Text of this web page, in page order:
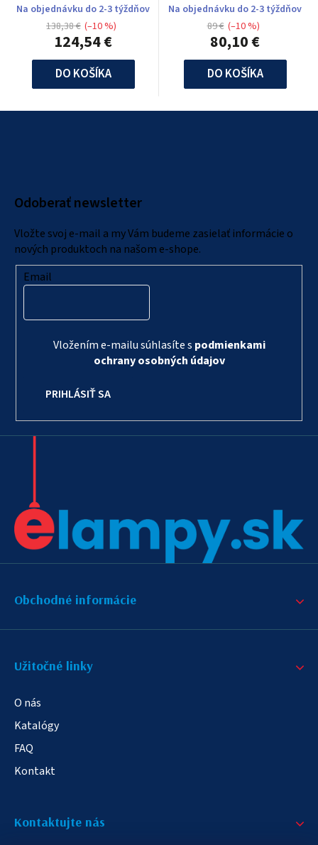
Na objednávku do 2-3 týždňov
124,54 €
138,38 € (–10 %)
DO KOŠÍKA
Na objednávku do 2-3 týždňov
80,10 €
89 € (–10 %)
DO KOŠÍKA
Odoberať newsletter
Vložte svoj e-mail a my Vám budeme zasielať informácie o
nových produktoch na našom e-shope.
Email
Vložením e-mailu súhlasíte s podmienkami
ochrany osobných údajov
PRIHLÁSIŤ SA
Obchodné informácie
Užitočné linky
O nás
Katalógy
FAQ
Kontakt
Kontaktujte nás